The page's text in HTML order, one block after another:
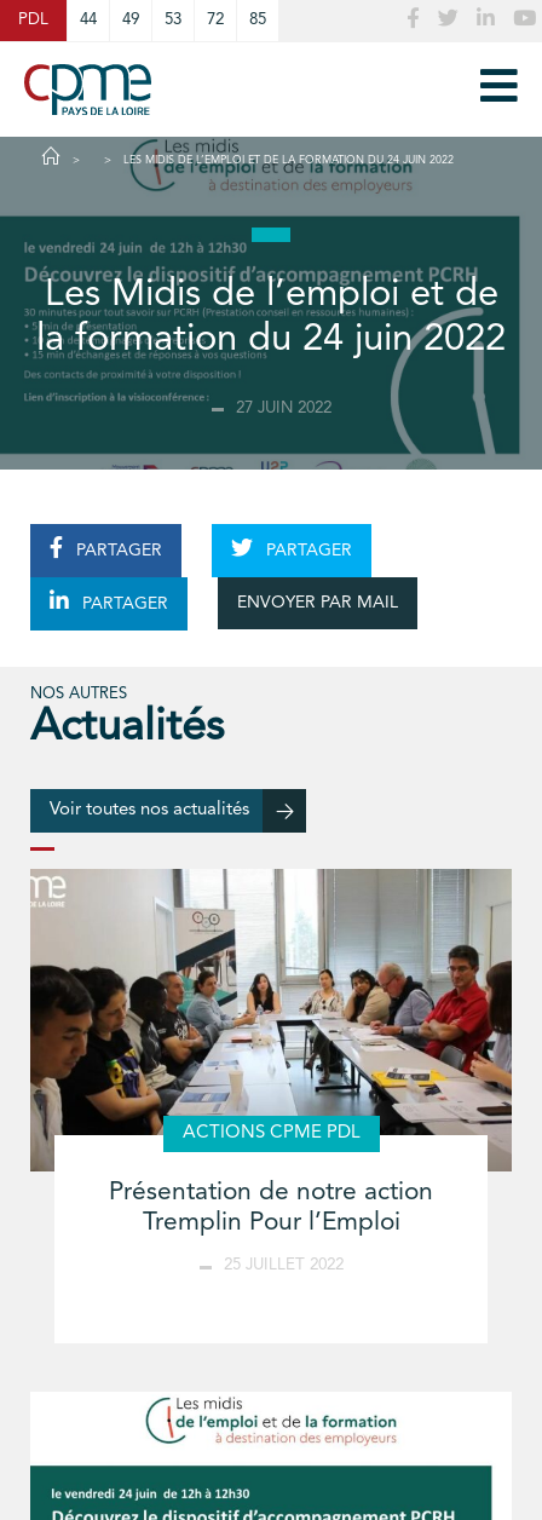
PDL 44 49 53 72 85
LES MIDIS DE L’EMPLOI ET DE LA FORMATION DU 24 JUIN 2022
Les Midis de l’emploi et de
la formation du 24 juin 2022
27 JUIN 2022
PARTAGER PARTAGER
PARTAGER ENVOYER PAR MAIL
NOS AUTRES
Actualités
Voir toutes nos actualités
ACTIONS CPME PDL
Présentation de notre action
Tremplin Pour l’Emploi
25 JUILLET 2022
Cookies management panel